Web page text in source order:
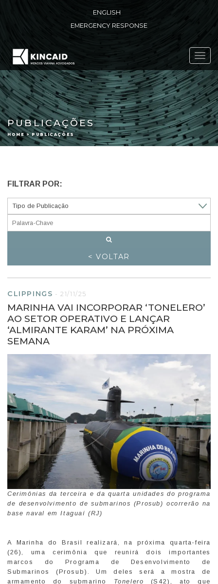
ENGLISH
EMERGENCY RESPONSE
PUBLICAÇÕES
HOME > PUBLICAÇÕES
FILTRAR POR:
< VOLTAR
CLIPPINGS - 21/11/25
MARINHA VAI INCORPORAR ‘TONELERO’
AO SETOR OPERATIVO E LANÇAR
‘ALMIRANTE KARAM’ NA PRÓXIMA
SEMANA
Cerimônias da terceira e da quarta unidades do programa
de desenvolvimento de submarinos (Prosub) ocorrerão na
base naval em Itaguaí (RJ)
A Marinha do Brasil realizará, na próxima quarta-feira
(26), uma cerimônia que reunirá dois importantes
marcos do Programa de Desenvolvimento de
Submarinos (Prosub). Um deles será a mostra de
armamento do submarino Tonelero (S42), ato que